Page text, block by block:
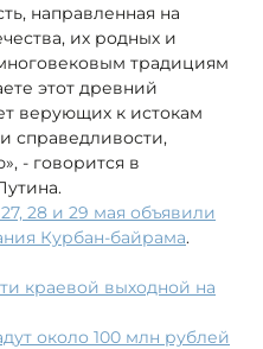
направленная на
их родных и
традициям
этот древний
верующих к истокам
справедливости,
- говорится в
28 и 29 мая объявили
Курбан-байрама.
краевой выходной на
около 100 млн рублей